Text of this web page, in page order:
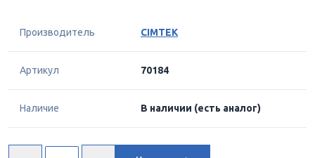
Производитель CIMTEK
Артикул 70184
Наличие В наличии (есть аналог)